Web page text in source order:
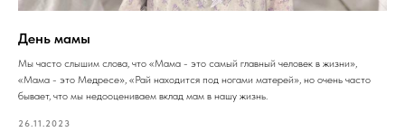
День мамы
Мы часто слышим слова, что «Мама - это самый главный человек в жизни»,
«Мама - это Медресе», «Рай находится под ногами матерей», но очень часто
бывает, что мы недооцениваем вклад мам в нашу жизнь.
26.11.2023